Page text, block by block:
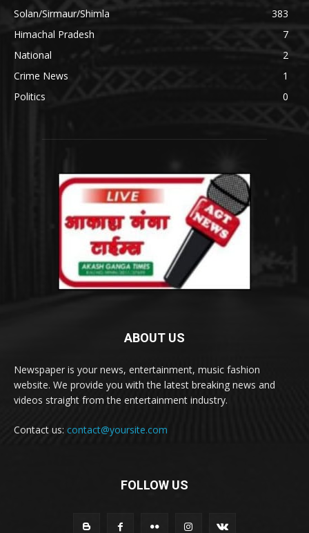
Solan/Sirmaur/Shimla
383
Himachal Pradesh
7
National
2
Crime News
1
Politics
0
ABOUT US
Newspaper is your news, entertainment, music fashion
website. We provide you with the latest breaking news and
videos straight from the entertainment industry.
Contact us: contact@yoursite.com
FOLLOW US